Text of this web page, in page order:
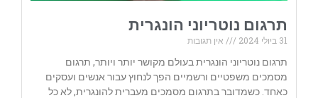
תרגום נוטריוני הונגרית
31 ביולי 2024
אין תגובות
תרגום נוטריוני הונגרית בעולם מקושר יותר ויותר, תרגום
מסמכים משפטיים ורשמיים הפך לנחוץ עבור אנשים ועסקים
כאחד. כשמדובר בתרגום מסמכים מעברית להונגרית, לא כל